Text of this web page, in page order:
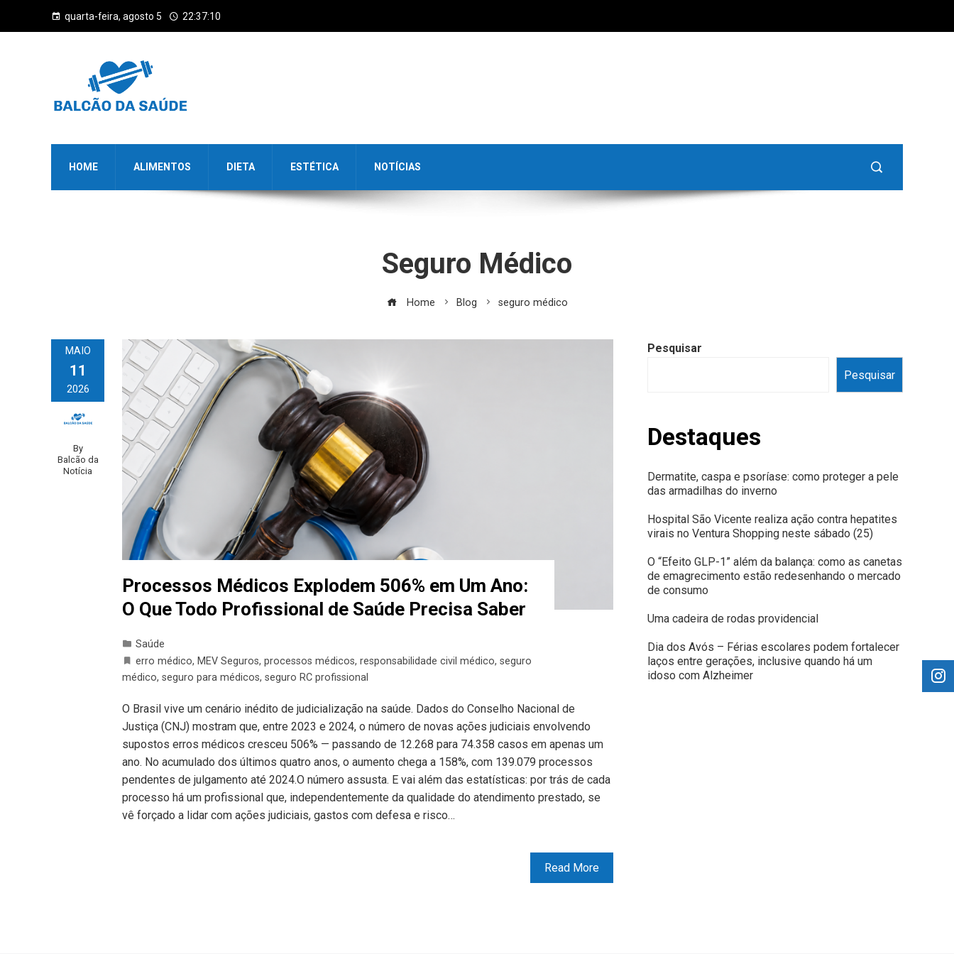
quarta-feira, agosto 5 22:37:10
HOME ALIMENTOS DIETA ESTÉTICA NOTÍCIAS
Seguro Médico
Home Blog seguro médico
MAIO
11
2026
By
Balcão da
Notícia
Processos Médicos Explodem 506% em Um Ano:
O Que Todo Profissional de Saúde Precisa Saber
Saúde
erro médico, MEV Seguros, processos médicos, responsabilidade civil médico, seguro
médico, seguro para médicos, seguro RC profissional
O Brasil vive um cenário inédito de judicialização na saúde. Dados do Conselho Nacional de
Justiça (CNJ) mostram que, entre 2023 e 2024, o número de novas ações judiciais envolvendo
supostos erros médicos cresceu 506% — passando de 12.268 para 74.358 casos em apenas um
ano. No acumulado dos últimos quatro anos, o aumento chega a 158%, com 139.079 processos
pendentes de julgamento até 2024.O número assusta. E vai além das estatísticas: por trás de cada
processo há um profissional que, independentemente da qualidade do atendimento prestado, se
vê forçado a lidar com ações judiciais, gastos com defesa e risco…
Read More
Pesquisar
Pesquisar
Destaques
Dermatite, caspa e psoríase: como proteger a pele
das armadilhas do inverno
Hospital São Vicente realiza ação contra hepatites
virais no Ventura Shopping neste sábado (25)
O “Efeito GLP-1” além da balança: como as canetas
de emagrecimento estão redesenhando o mercado
de consumo
Uma cadeira de rodas providencial
Dia dos Avós – Férias escolares podem fortalecer
laços entre gerações, inclusive quando há um
idoso com Alzheimer